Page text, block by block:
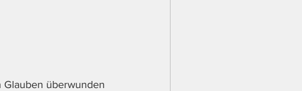
überwunden